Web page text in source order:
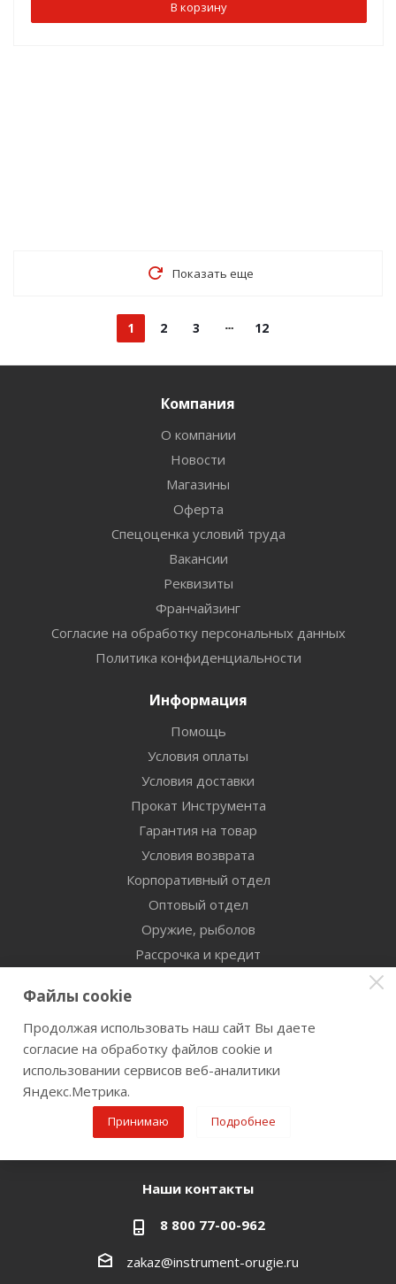
В корзину
Показать еще
1 2 3 12
Компания
О компании
Новости
Магазины
Оферта
Спецоценка условий труда
Вакансии
Реквизиты
Франчайзинг
Согласие на обработку персональных данных
Политика конфиденциальности
Информация
Помощь
Условия оплаты
Условия доставки
Прокат Инструмента
Гарантия на товар
Условия возврата
Корпоративный отдел
Оптовый отдел
Оружие, рыболов
Рассрочка и кредит
Помощь
Бренды
Оставайтесь на связи
Наши контакты
8 800 77-00-962
zakaz@instrument-orugie.ru
Файлы cookie
Продолжая использовать наш сайт Вы даете
согласие на обработку файлов cookie и
использовании сервисов веб-аналитики
Яндекс.Метрика.
Принимаю Подробнее